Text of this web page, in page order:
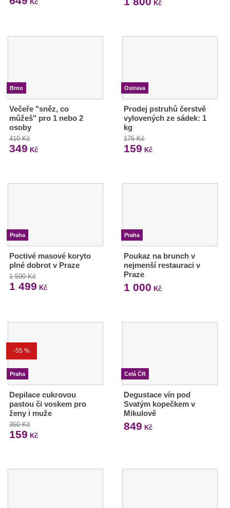
Kč Kč
Brno
Večeře "sněz, co
můžeš" pro 1 nebo 2
osoby
410 Kč
349 Kč
Ostrava
Prodej pstruhů čerstvě
vylovených ze sádek: 1
kg
175 Kč
159 Kč
Praha
Poctivé masové koryto
plné dobrot v Praze
1 590 Kč
1 499 Kč
Praha
Poukaz na brunch v
nejmenší restauraci v
Praze
1 000 Kč
-55 %
Praha
Depilace cukrovou
pastou či voskem pro
ženy i muže
350 Kč
159 Kč
Celá ČR
Degustace vín pod
Svatým kopečkem v
Mikulově
849 Kč